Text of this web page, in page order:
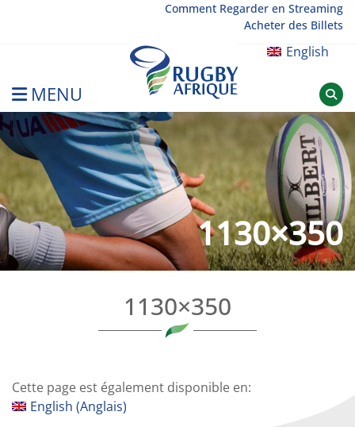
Comment Regarder en Streaming
Acheter des Billets
English
MENU
Rugby Afrique
1130×350
1130×350
Cette page est également disponible en:
English (Anglais)